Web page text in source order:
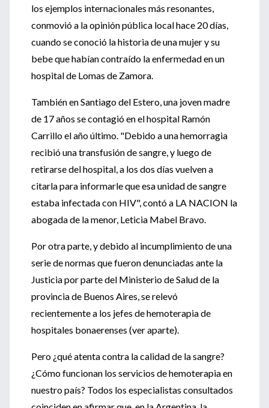
los ejemplos internacionales más resonantes,
conmovió a la opinión pública local hace 20 días,
cuando se conoció la historia de una mujer y su
bebe que habían contraído la enfermedad en un
hospital de Lomas de Zamora.
También en Santiago del Estero, una joven madre
de 17 años se contagió en el hospital Ramón
Carrillo el año último. "Debido a una hemorragia
recibió una transfusión de sangre, y luego de
retirarse del hospital, a los dos días vuelven a
citarla para informarle que esa unidad de sangre
estaba infectada con HIV", contó a LA NACION la
abogada de la menor, Leticia Mabel Bravo.
Por otra parte, y debido al incumplimiento de una
serie de normas que fueron denunciadas ante la
Justicia por parte del Ministerio de Salud de la
provincia de Buenos Aires, se relevó
recientemente a los jefes de hemoterapia de
hospitales bonaerenses (ver aparte).
Pero ¿qué atenta contra la calidad de la sangre?
¿Cómo funcionan los servicios de hemoterapia en
nuestro país? Todos los especialistas consultados